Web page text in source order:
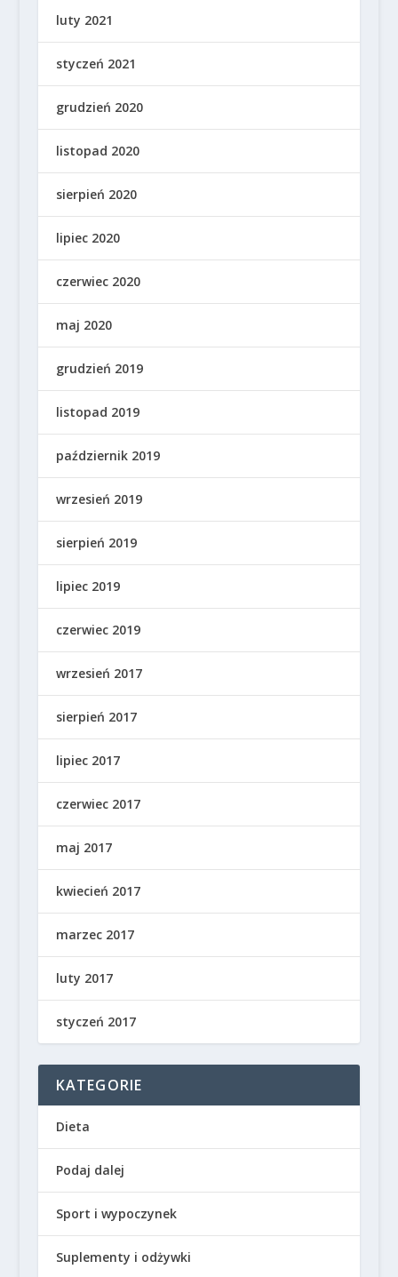
luty 2021
styczeń 2021
grudzień 2020
listopad 2020
sierpień 2020
lipiec 2020
czerwiec 2020
maj 2020
grudzień 2019
listopad 2019
październik 2019
wrzesień 2019
sierpień 2019
lipiec 2019
czerwiec 2019
wrzesień 2017
sierpień 2017
lipiec 2017
czerwiec 2017
maj 2017
kwiecień 2017
marzec 2017
luty 2017
styczeń 2017
KATEGORIE
Dieta
Podaj dalej
Sport i wypoczynek
Suplementy i odżywki